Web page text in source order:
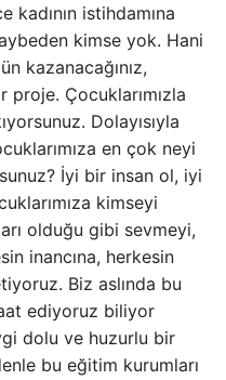
istihdamına
kimse yok. Hani
kazanacağınız,
Çocuklarımızla
Dolayısıyla
en çok neyi
İyi bir insan ol, iyi
kimseyi
olduğu gibi sevmeyi,
inancına, herkesin
Biz aslında bu
ediyoruz biliyor
dolu ve huzurlu bir
bu eğitim kurumları